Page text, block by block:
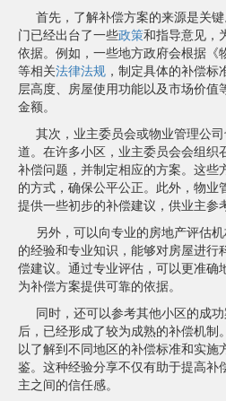
首先，了解补偿方案的来源是关
门已经出台了一些政策和指导意见，
依据。例如，一些地方政府会根据《
等相关法律法规 ，制定具体的补偿标
层高度、房屋使用功能以及市场价值
金额。
其次，业主委员会或物业管理公
道。在许多小区，业主委员会会组织
补偿问题，并制定相应的方案。这些
的方式，确保公平公正。此外，物业
提供一些初步的补偿建议，供业主参
另外，可以向专业的房地产评估
的经验和专业知识，能够对房屋进行
偿建议。通过专业评估，可以更准确
为补偿方案提供可靠的依据。
同时，还可以参考其他小区的成
后，已经形成了较为成熟的补偿机制
以了解到不同地区的补偿标准和实施
鉴。这种经验分享不仅有助于提高补
主之间的信任感。